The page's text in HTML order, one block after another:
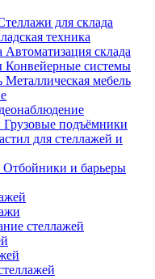
для склада
техника
Автоматизация склада
Конвейерные системы
Металлическая мебель
Грузовые подъёмники
для стеллажей и
Отбойники и барьеры
стеллажей